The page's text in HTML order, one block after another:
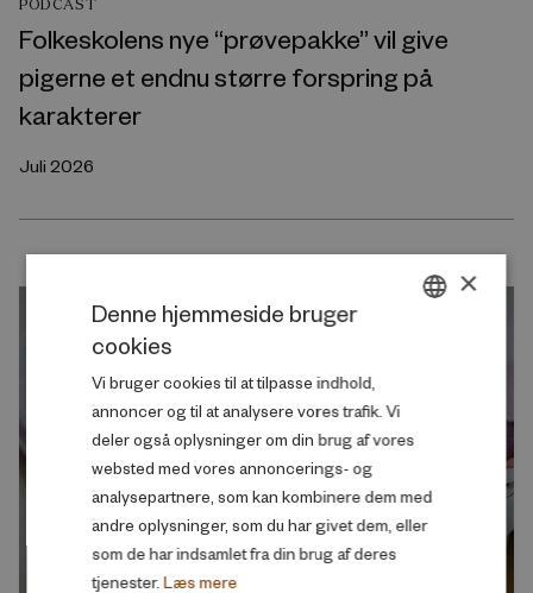
PODCAST
Folkeskolens nye “prøvepakke” vil give
pigerne et endnu større forspring på
karakterer
Juli 2026
×
Denne hjemmeside bruger
cookies
Vi bruger cookies til at tilpasse indhold,
annoncer og til at analysere vores trafik. Vi
deler også oplysninger om din brug af vores
websted med vores annoncerings- og
analysepartnere, som kan kombinere dem med
andre oplysninger, som du har givet dem, eller
som de har indsamlet fra din brug af deres
tjenester. Læs mere